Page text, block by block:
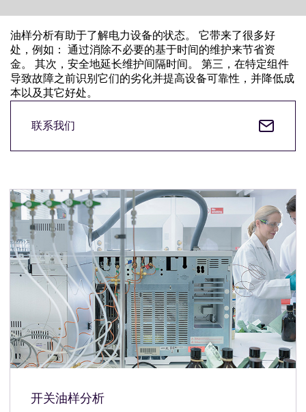
油样分析有助于了解电力设备的状态。 它带来了很多好
处，例如： 通过消除不必要的基于时间的维护来节省资
金。 其次，安全地延长维护间隔时间。 第三，在特定组件
导致故障之前识别它们的劣化并提高设备可靠性，并降低成
本以及其它好处。
联系我们
开关油样分析